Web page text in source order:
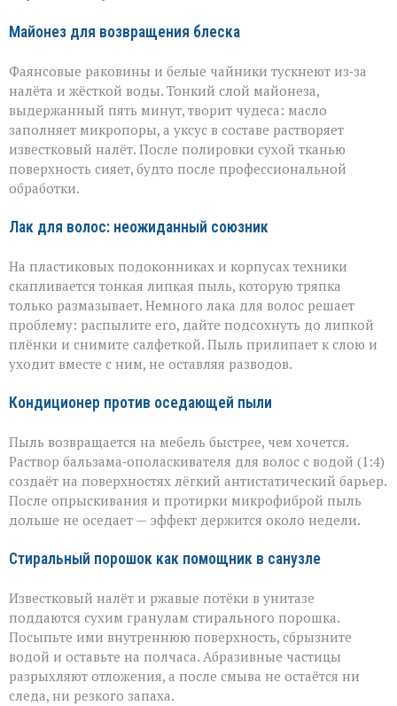
Майонез для возвращения блеска
Фаянсовые раковины и белые чайники тускнеют из‑за
налёта и жёсткой воды. Тонкий слой майонеза,
выдержанный пять минут, творит чудеса: масло
заполняет микропоры, а уксус в составе растворяет
известковый налёт. После полировки сухой тканью
поверхность сияет, будто после профессиональной
обработки.
Лак для волос: неожиданный союзник
На пластиковых подоконниках и корпусах техники
скапливается тонкая липкая пыль, которую тряпка
только размазывает. Немного лака для волос решает
проблему: распылите его, дайте подсохнуть до липкой
плёнки и снимите салфеткой. Пыль прилипает к слою и
уходит вместе с ним, не оставляя разводов.
Кондиционер против оседающей пыли
Пыль возвращается на мебель быстрее, чем хочется.
Раствор бальзама‑ополаскивателя для волос с водой (1:4)
создаёт на поверхностях лёгкий антистатический барьер.
После опрыскивания и протирки микрофиброй пыль
дольше не оседает — эффект держится около недели.
Стиральный порошок как помощник в санузле
Известковый налёт и ржавые потёки в унитазе
поддаются сухим гранулам стирального порошка.
Посыпьте ими внутреннюю поверхность, сбрызните
водой и оставьте на полчаса. Абразивные частицы
разрыхляют отложения, а после смыва не остаётся ни
следа, ни резкого запаха.